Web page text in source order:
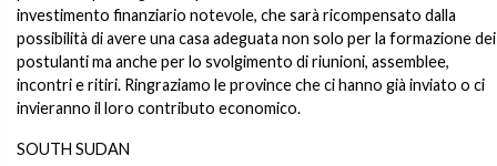
investimento finanziario notevole, che sarà ricompensato dalla
possibilità di avere una casa adeguata non solo per la formazione dei
postulanti ma anche per lo svolgimento di riunioni, assemblee,
incontri e ritiri. Ringraziamo le province che ci hanno già inviato o ci
invieranno il loro contributo economico.
SOUTH SUDAN